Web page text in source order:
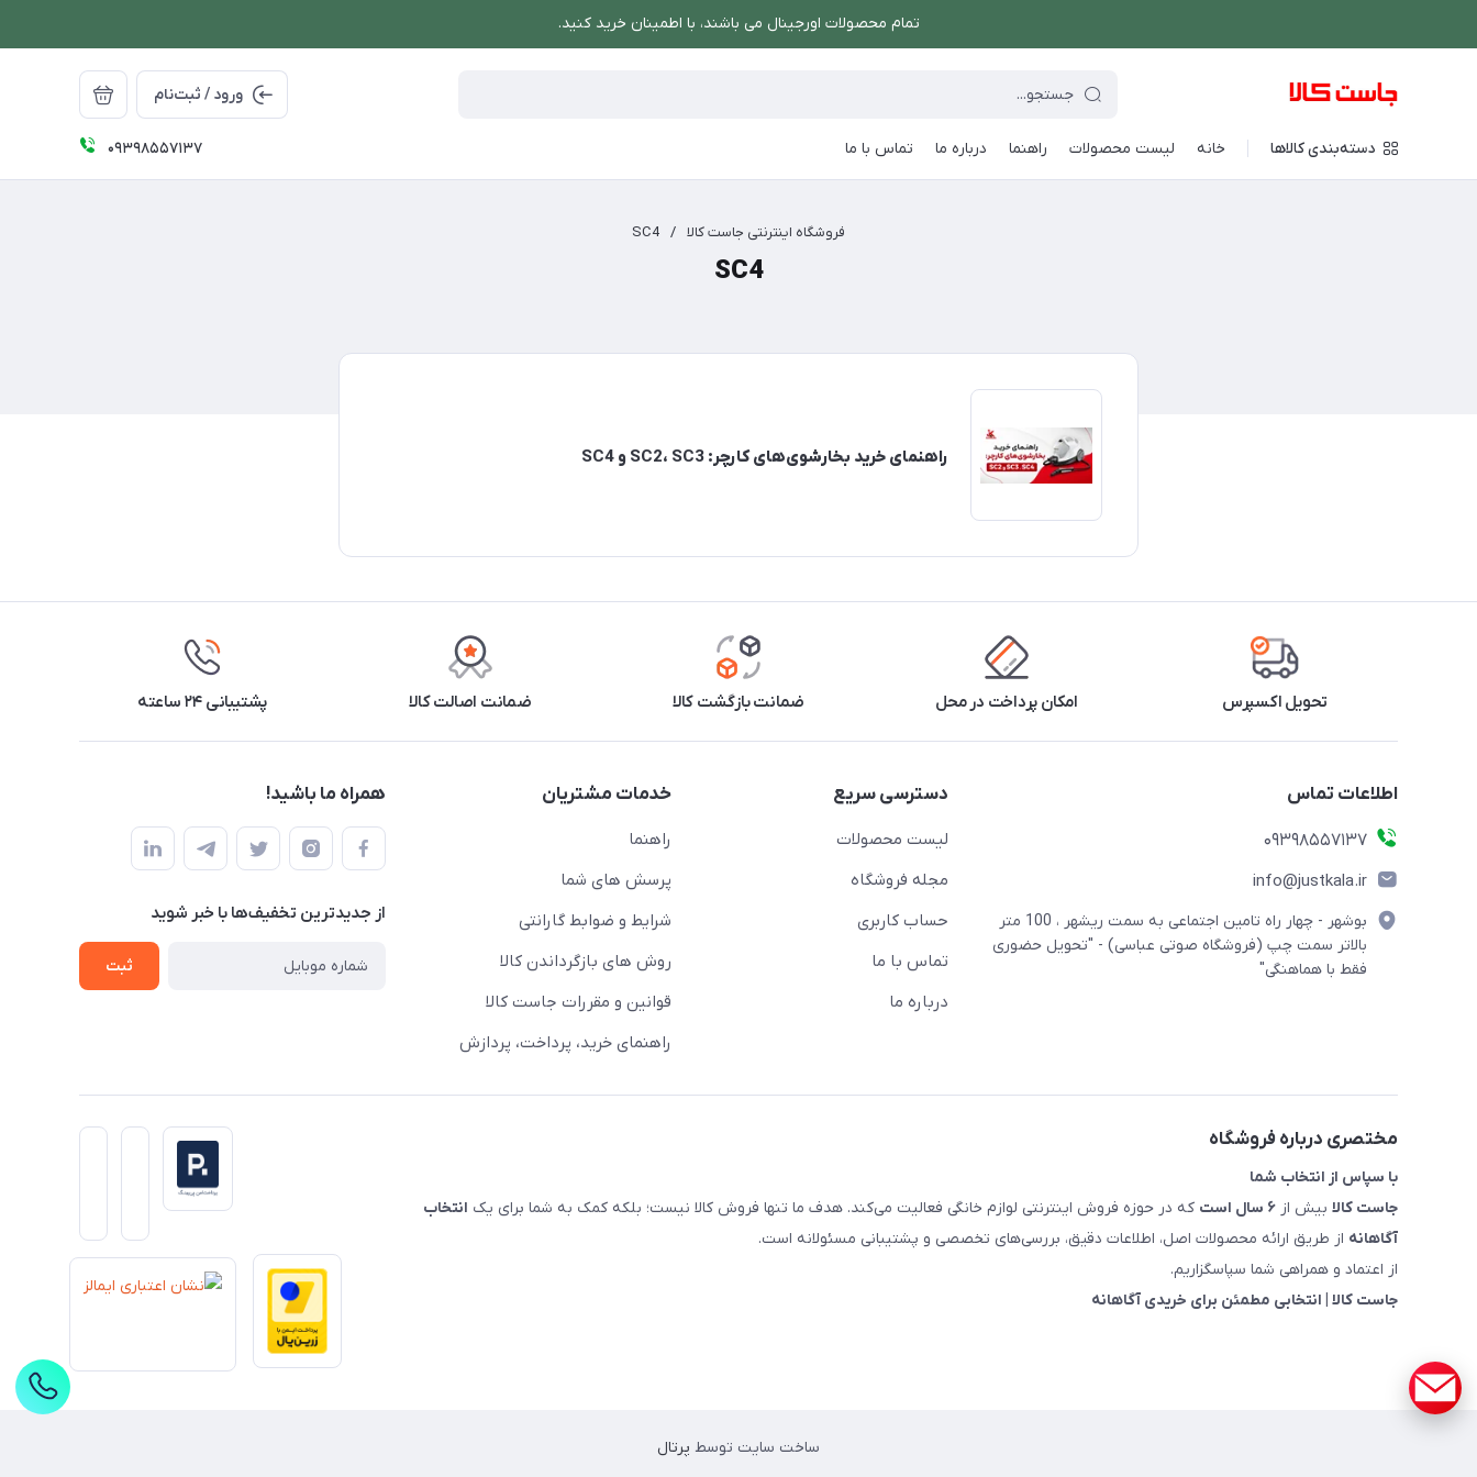
تمام محصولات اورجینال می باشند، با اطمینان خرید کنید.
ورود / ثبت‌نام
دسته‌بندی کالاها خانه لیست محصولات راهنما درباره ما تماس با ما 09398557137
فروشگاه اینترنتی جاست کالا /
SC4
SC4
راهنمای خرید بخارشوی‌های کارچر: SC2، SC3 و SC4
تحویل اکسپرس امکان پرداخت در محل ضمانت بازگشت کالا ضمانت اصالت کالا پشتیبانی ۲۴ ساعته
اطلاعات تماس
09398557137
info@justkala.ir
بوشهر - چهار راه تامین اجتماعی به سمت ریشهر ، 100 متر
بالاتر سمت چپ (فروشگاه صوتی عباسی) - "تحویل حضوری
فقط با هماهنگی"
دسترسی سریع
لیست محصولات
مجله فروشگاه
حساب کاربری
تماس با ما
درباره ما
خدمات مشتریان
راهنما
پرسش های شما
شرایط و ضوابط گارانتی
روش های بازگرداندن کالا
قوانین و مقررات جاست کالا
راهنمای خرید، پرداخت، پردازش
همراه ما باشید!
از جدید‌ترین تخفیف‌ها با‌ خبر شوید
ثبت
مختصری درباره فروشگاه
با سپاس از انتخاب شما
جاست کالا بیش از ۶ سال است که در حوزه فروش اینترنتی لوازم خانگی فعالیت می‌کند. هدف ما تنها فروش کالا نیست؛ بلکه کمک به شما برای یک انتخاب
آگاهانه از طریق ارائه محصولات اصل، اطلاعات دقیق، بررسی‌های تخصصی و پشتیبانی مسئولانه است.
از اعتماد و همراهی شما سپاسگزاریم.
جاست کالا | انتخابی مطمئن برای خریدی آگاهانه
ساخت سایت توسط پرتال